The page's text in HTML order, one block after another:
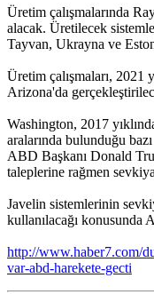
Üretim çalışmalarında
alacak. Üretilecek
Tayvan, Ukrayna ve
Üretim çalışmaları, 2021
Arizona'da
Washington, 2017
aralarında bulunduğu
ABD Başkanı Donald
taleplerine rağmen
Javelin sistemlerinin
kullanılacağı
http://www.haber7.com/
var-abd-harekete-gecti